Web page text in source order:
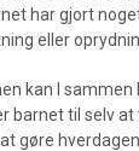
har gjort
eller
kan I sammen
barnet til selv at
gøre